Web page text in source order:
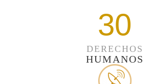
30
DERECHOS
HUMANOS